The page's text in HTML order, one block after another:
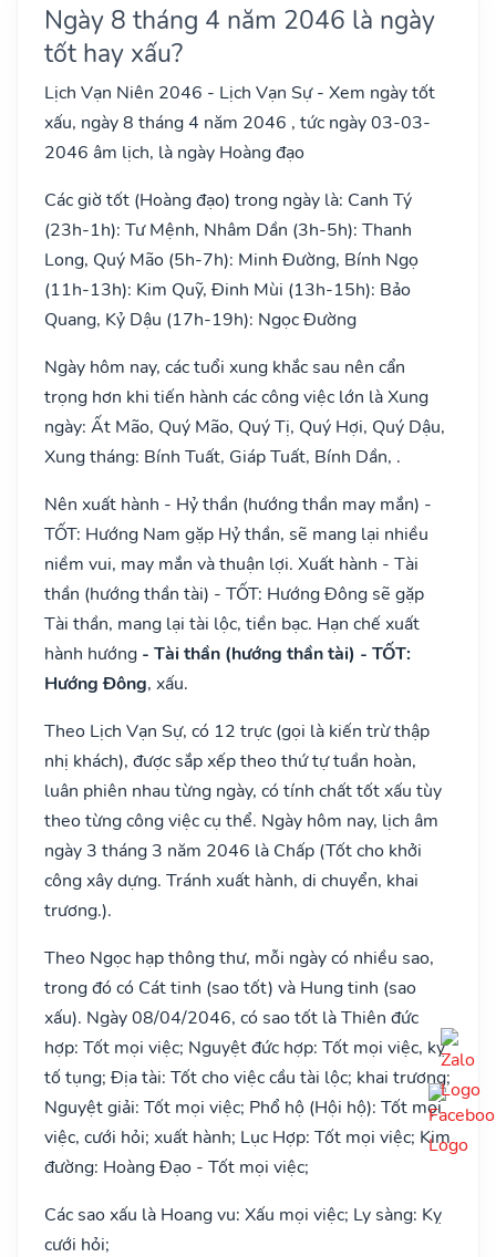
Ngày 8 tháng 4 năm 2046 là ngày
tốt hay xấu?
Lịch Vạn Niên 2046 - Lịch Vạn Sự - Xem ngày tốt
xấu, ngày 8 tháng 4 năm 2046 , tức ngày 03-03-
2046 âm lịch, là ngày Hoàng đạo
Các giờ tốt (Hoàng đạo) trong ngày là: Canh Tý
(23h-1h): Tư Mệnh, Nhâm Dần (3h-5h): Thanh
Long, Quý Mão (5h-7h): Minh Đường, Bính Ngọ
(11h-13h): Kim Quỹ, Đinh Mùi (13h-15h): Bảo
Quang, Kỷ Dậu (17h-19h): Ngọc Đường
Ngày hôm nay, các tuổi xung khắc sau nên cẩn
trọng hơn khi tiến hành các công việc lớn là Xung
ngày: Ất Mão, Quý Mão, Quý Tị, Quý Hợi, Quý Dậu,
Xung tháng: Bính Tuất, Giáp Tuất, Bính Dần, .
Nên xuất hành - Hỷ thần (hướng thần may mắn) -
TỐT: Hướng Nam gặp Hỷ thần, sẽ mang lại nhiều
niềm vui, may mắn và thuận lợi. Xuất hành - Tài
thần (hướng thần tài) - TỐT: Hướng Đông sẽ gặp
Tài thần, mang lại tài lộc, tiền bạc. Hạn chế xuất
hành hướng - Tài thần (hướng thần tài) - TỐT:
Hướng Đông, xấu.
Theo Lịch Vạn Sự, có 12 trực (gọi là kiến trừ thập
nhị khách), được sắp xếp theo thứ tự tuần hoàn,
luân phiên nhau từng ngày, có tính chất tốt xấu tùy
theo từng công việc cụ thể. Ngày hôm nay, lịch âm
ngày 3 tháng 3 năm 2046 là Chấp (Tốt cho khởi
công xây dựng. Tránh xuất hành, di chuyển, khai
trương.).
Theo Ngọc hạp thông thư, mỗi ngày có nhiều sao,
trong đó có Cát tinh (sao tốt) và Hung tinh (sao
xấu). Ngày 08/04/2046, có sao tốt là Thiên đức
hợp: Tốt mọi việc; Nguyệt đức hợp: Tốt mọi việc, kỵ
tố tụng; Địa tài: Tốt cho việc cầu tài lộc; khai trương;
Nguyệt giải: Tốt mọi việc; Phổ hộ (Hội hộ): Tốt mọi
việc, cưới hỏi; xuất hành; Lục Hợp: Tốt mọi việc; Kim
đường: Hoàng Đạo - Tốt mọi việc;
Các sao xấu là Hoang vu: Xấu mọi việc; Ly sàng: Kỵ
cưới hỏi;